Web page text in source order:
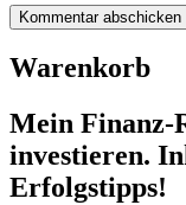
Warenkorb
Mein Finanz-
investieren.
Erfolgstipps!